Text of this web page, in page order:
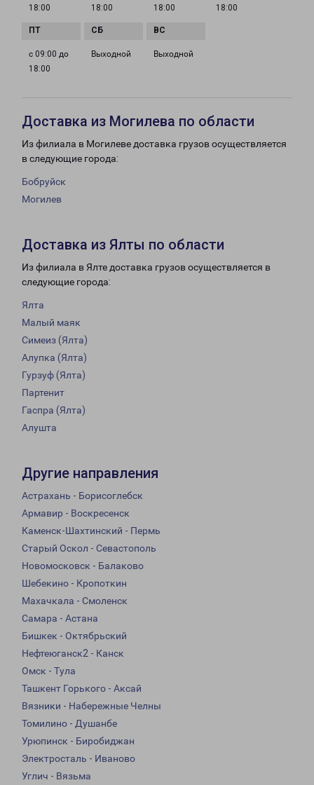
18:00
18:00
18:00
18:00
с 09:00 до
18:00
Выходной Выходной
Доставка из Могилева по области
Из филиала в Могилеве доставка грузов осуществляется
в следующие города:
Бобруйск
Могилев
Доставка из Ялты по области
Из филиала в Ялте доставка грузов осуществляется в
следующие города:
Ялта
Малый маяк
Симеиз (Ялта)
Алупка (Ялта)
Гурзуф (Ялта)
Партенит
Гаспра (Ялта)
Алушта
Другие направления
Астрахань - Борисоглебск
Армавир - Воскресенск
Каменск-Шахтинский - Пермь
Старый Оскол - Севастополь
Новомосковск - Балаково
Шебекино - Кропоткин
Махачкала - Смоленск
Самара - Астана
Бишкек - Октябрьский
Нефтеюганск2 - Канск
Омск - Тула
Ташкент Горького - Аксай
Вязники - Набережные Челны
Томилино - Душанбе
Урюпинск - Биробиджан
Электросталь - Иваново
Углич - Вязьма